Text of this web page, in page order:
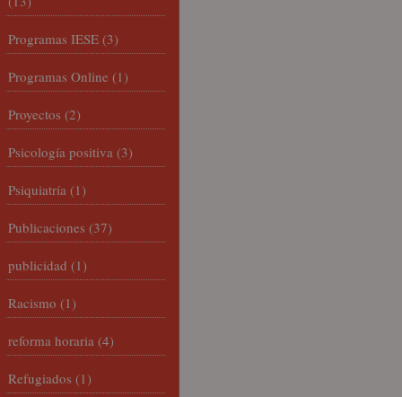
Programas IESE (3)
Programas Online (1)
Proyectos (2)
Psicología positiva (3)
Psiquiatría (1)
Publicaciones (37)
publicidad (1)
Racismo (1)
reforma horaria (4)
Refugiados (1)